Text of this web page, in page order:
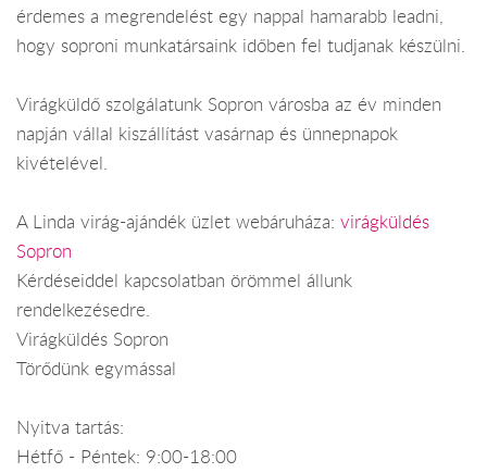
érdemes a megrendelést egy nappal hamarabb leadni,
hogy soproni munkatársaink időben fel tudjanak készülni.
Virágküldő szolgálatunk Sopron városba az év minden
napján vállal kiszállítást vasárnap és ünnepnapok
kivételével.
A Linda virág-ajándék üzlet webáruháza: virágküldés
Sopron
Kérdéseiddel kapcsolatban örömmel állunk
rendelkezésedre.
Virágküldés Sopron
Törődünk egymással
Nyitva tartás:
Hétfő - Péntek: 9:00-18:00